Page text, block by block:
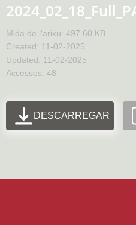
Mida de l'arixu: 497.60 KB
Created: 11-02-2025
Updated: 11-02-2025
Accessos: 48
DESCARREGAR